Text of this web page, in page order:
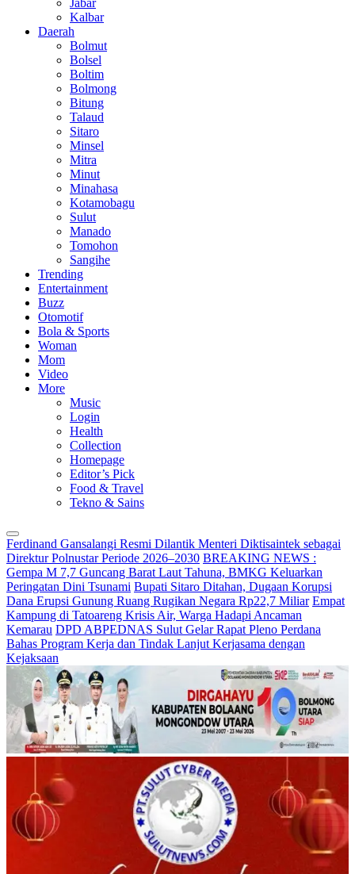
Jabar
Kalbar
Daerah
Bolmut
Bolsel
Boltim
Bolmong
Bitung
Talaud
Sitaro
Minsel
Mitra
Minut
Minahasa
Kotamobagu
Sulut
Manado
Tomohon
Sangihe
Trending
Entertainment
Buzz
Otomotif
Bola & Sports
Woman
Mom
Video
More
Music
Login
Health
Collection
Homepage
Editor’s Pick
Food & Travel
Tekno & Sains
Ferdinand Gansalangi Resmi Dilantik Menteri Diktisaintek sebagai
Direktur Polnustar Periode 2026–2030 BREAKING NEWS :
Gempa M 7,7 Guncang Barat Laut Tahuna, BMKG Keluarkan
Peringatan Dini Tsunami Bupati Sitaro Ditahan, Dugaan Korupsi
Dana Erupsi Gunung Ruang Rugikan Negara Rp22,7 Miliar Empat
Kampung di Tatoareng Krisis Air, Warga Hadapi Ancaman
Kemarau DPD ABPEDNAS Sulut Gelar Rapat Pleno Perdana
Bahas Program Kerja dan Tindak Lanjut Kerjasama dengan
Kejaksaan